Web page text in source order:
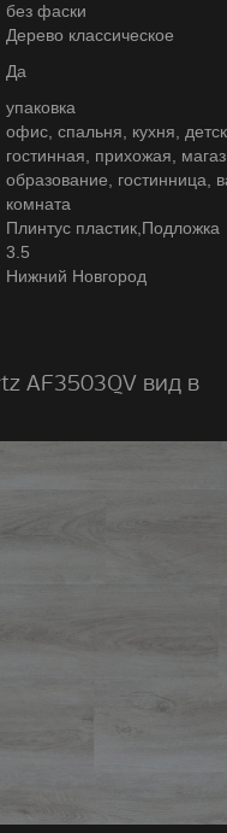
без фаски
Дерево классическое
Да
упаковка
офис, спальня, кухня,
гостинная, прихожая,
образование, гостинница,
комната
Плинтус пластик,Подложка
3.5
Нижний Новгород
AF3503QV вид в